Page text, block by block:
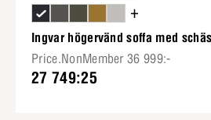
+
Ingvar högervänd soffa med
Price.NonMember 36 999:-
27 749:25